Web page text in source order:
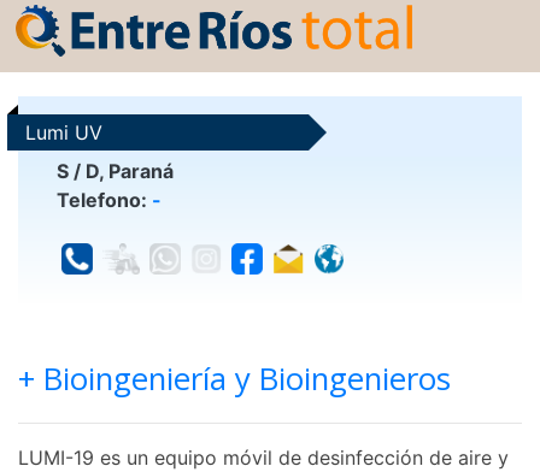
Lumi UV
S / D, Paraná
Telefono: -
+ Bioingeniería y Bioingenieros
LUMI-19 es un equipo móvil de desinfección de aire y